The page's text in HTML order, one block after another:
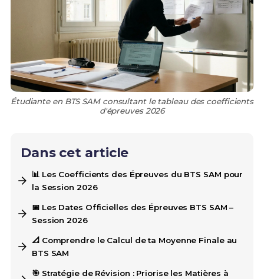
Étudiante en BTS SAM consultant le tableau des coefficients
d'épreuves 2026
Dans cet article
📊 Les Coefficients des Épreuves du BTS SAM pour
la Session 2026
📅 Les Dates Officielles des Épreuves BTS SAM –
Session 2026
📐 Comprendre le Calcul de ta Moyenne Finale au
BTS SAM
🎯 Stratégie de Révision : Priorise les Matières à